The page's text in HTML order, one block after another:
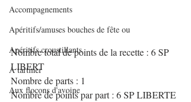
Accompagnements
Apéritifs/amuses bouches de fête ou
Apéritifs croustillants
A tartiner
Aux flocons d'avoine
Nombre total de points de la recette : 6 SP
LIBERT
Nombre de parts : 1
Nombre de points par part : 6 SP LIBERTE